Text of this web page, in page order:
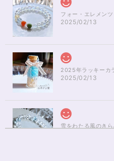
2025/02/13
2025/02/13